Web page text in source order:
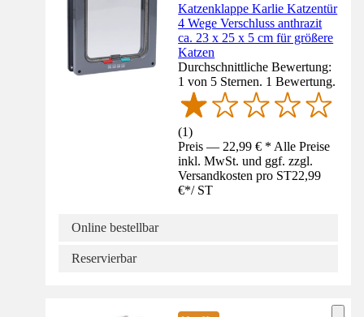
Katzenklappe Karlie Katzentür
4 Wege Verschluss anthrazit
ca. 23 x 25 x 5 cm für größere
Katzen
Durchschnittliche Bewertung:
1 von 5 Sternen. 1 Bewertung.
(1)
Preis — 22,99 € * Alle Preise
inkl. MwSt. und ggf. zzgl.
Versandkosten pro ST22,99
€*/ ST
Online bestellbar
Reservierbar